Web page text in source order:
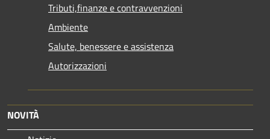
Tributi,finanze e contravvenzioni
Ambiente
Salute, benessere e assistenza
Autorizzazioni
NOVITÀ